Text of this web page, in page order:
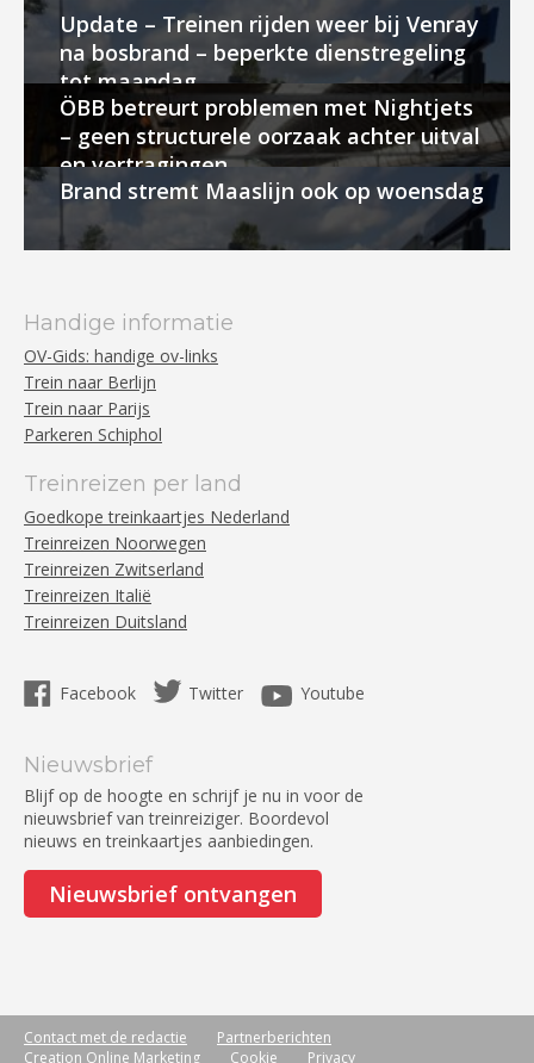
Update – Treinen rijden weer bij Venray
na bosbrand – beperkte dienstregeling
tot maandag
ÖBB betreurt problemen met Nightjets
– geen structurele oorzaak achter uitval
en vertragingen
Brand stremt Maaslijn ook op woensdag
Handige informatie
OV-Gids: handige ov-links
Trein naar Berlijn
Trein naar Parijs
Parkeren Schiphol
Treinreizen per land
Goedkope treinkaartjes Nederland
Treinreizen Noorwegen
Treinreizen Zwitserland
Treinreizen Italië
Treinreizen Duitsland
Facebook Twitter Youtube
Nieuwsbrief
Blijf op de hoogte en schrijf je nu in voor de
nieuwsbrief van treinreiziger. Boordevol
nieuws en treinkaartjes aanbiedingen.
Nieuwsbrief ontvangen
Contact met de redactie
Partnerberichten
Creation Online Marketing
Cookie Privacy